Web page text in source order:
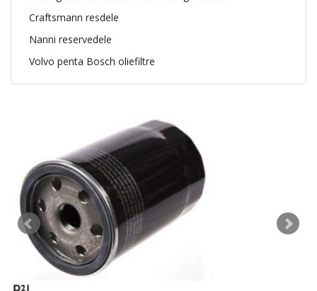
Craftsmann resdele
Nanni reservedele
Volvo penta Bosch oliefiltre